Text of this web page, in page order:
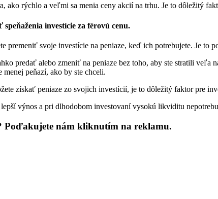
ako rýchlo a veľmi sa menia ceny akcií na trhu. Je to dôležitý
investície za férovú cenu.
premeniť svoje investície na peniaze, keď ich potrebujete. Je
predať alebo zmeniť na peniaze bez toho, aby ste stratili
menej peňazí, ako by ste chceli.
získať peniaze zo svojich investícií, je to dôležitý faktor pre
výnos a pri dlhodobom investovaní vysokú likviditu
Poďakujete nám kliknutím na reklamu.